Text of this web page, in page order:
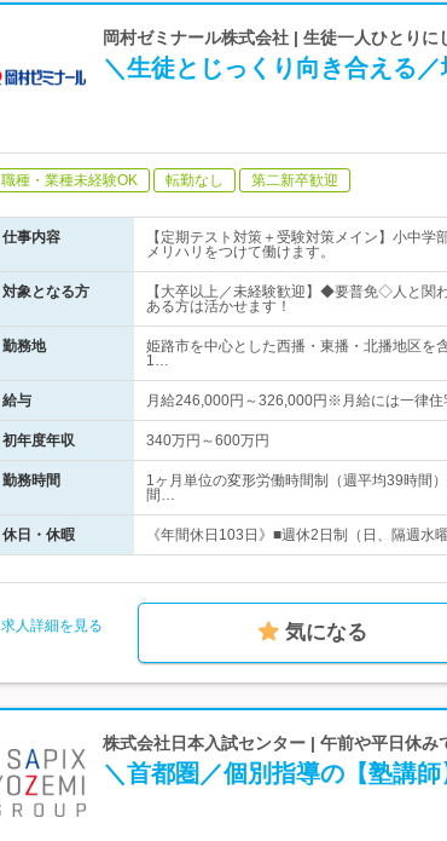
岡村ゼミナール株式会社 | 生徒一人ひとり
＼生徒とじっくり向き合える
職種・業種未経験OK 転勤なし 第二新卒歓迎
仕事内容
【定期テスト対策＋受験対策メイン】小中
メリハリをつけて働けます。
対象となる方
【大卒以上／未経験歓迎】◆要普免◇人と関
ある方は活かせます！
勤務地
姫路市を中心とした西播・東播・北播地区を
1…
給与 月給246,000円～326,000円※月給には一律
初年度年収 340万円～600万円
勤務時間
1ヶ月単位の変形労働時間制（週平均39時間
間…
休日・休暇 《年間休日103日》■週休2日制（日、隔週
求人詳細を見る 気になる
株式会社日本入試センター | 午前や平日休
＼首都圏／個別指導の【塾講